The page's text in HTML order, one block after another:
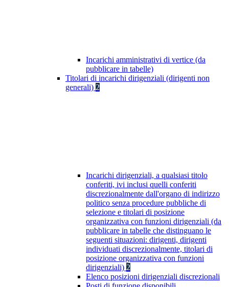
Incarichi amministrativi di vertice (da
pubblicare in tabelle)
Titolari di incarichi dirigenziali (dirigenti non
generali) 2
Incarichi dirigenziali, a qualsiasi titolo
conferiti, ivi inclusi quelli conferiti
discrezionalmente dall'organo di indirizzo
politico senza procedure pubbliche di
selezione e titolari di posizione
organizzativa con funzioni dirigenziali (da
pubblicare in tabelle che distinguano le
seguenti situazioni: dirigenti, dirigenti
individuati discrezionalmente, titolari di
posizione organizzativa con funzioni
dirigenziali) 2
Elenco posizioni dirigenziali discrezionali